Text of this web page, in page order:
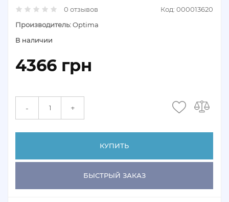
0 отзывов
Код: 000013620
Производитель:Optima
В наличии
4366 грн
- +
КУПИТЬ
БЫСТРЫЙ ЗАКАЗ